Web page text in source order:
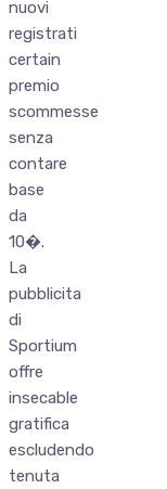
nuovi
registrati
certain
premio
scommesse
senza
contare
base
da
10�.
La
pubblicita
di
Sportium
offre
insecable
gratifica
escludendo
tenuta